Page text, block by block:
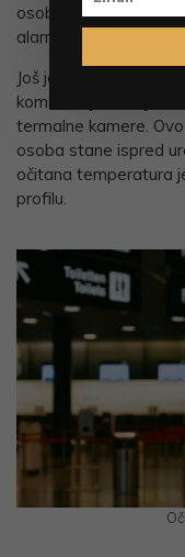
osobu koja spada u
alarm.
Još je jedna opcija
kombinaciji uređaja
termalne kamere.
osoba stane ispred
očitana temperatura
profilu.